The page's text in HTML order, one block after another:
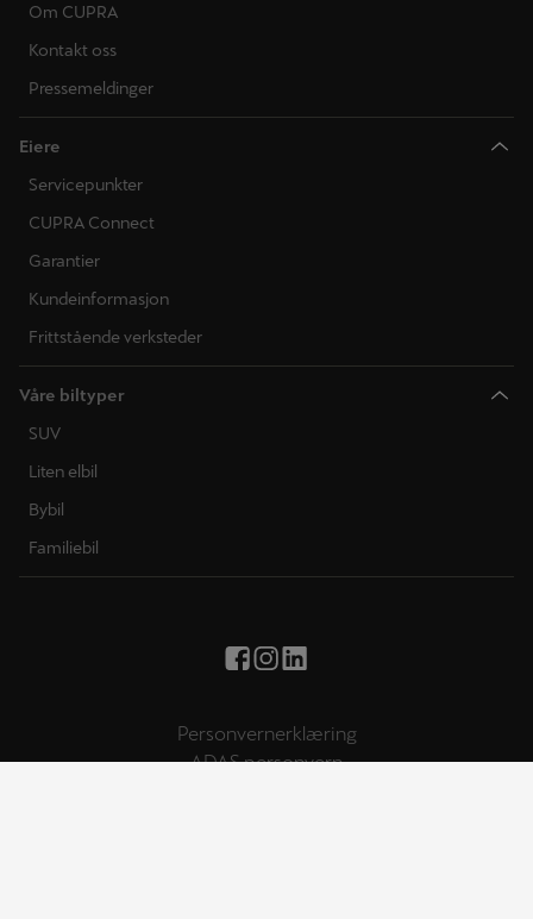
Om CUPRA
Kontakt oss
Pressemeldinger
Eiere
Servicepunkter
CUPRA Connect
Garantier
Kundeinformasjon
Frittstående verksteder
Våre biltyper
SUV
Liten elbil
Bybil
Familiebil
Personvernerklæring
ADAS personvern